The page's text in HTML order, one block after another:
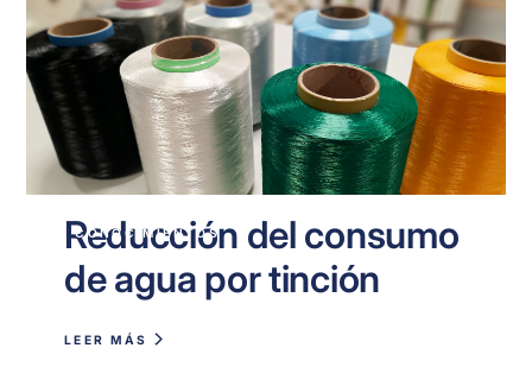
CONOCIMIENTOS
Reducción del consumo
de agua por tinción
LEER MÁS